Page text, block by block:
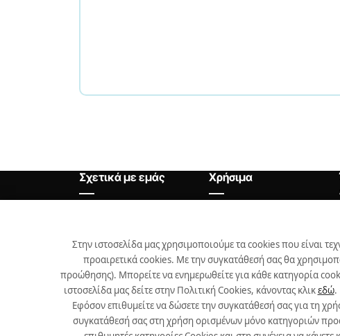
Στην ιστοσελίδα μας χρησιμοποιούμε τα cookies που είναι
προαιρετικά cookies. Με την συγκατάθεσή σας θα
προώθησης). Μπορείτε να ενημερωθείτε για κάθε κατηγορία
ιστοσελίδα μας δείτε στην Πολιτική Cookies, κάνοντας κλικεδώ.
Εφόσον επιθυμείτε να δώσετε την συγκατάθεσή σας για τη
συγκατάθεσή σας στη χρήση ορισμένων μόνο κατηγοριών
Σχετικά με εμάς
Προϊόντα
Επικοινωνία
Νέα
Χρήσιμα
Χρήσιμα